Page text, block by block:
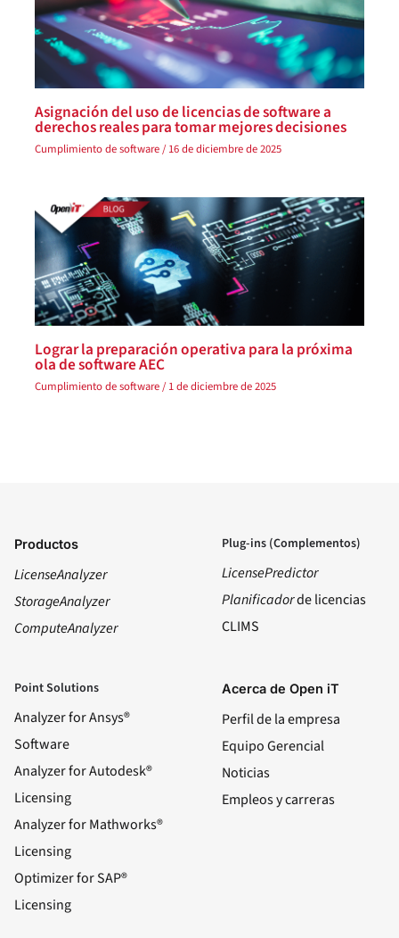
Asignación del uso de licencias de software a
derechos reales para tomar mejores decisiones
Cumplimiento de software/16 de diciembre de 2025
Lograr la preparación operativa para la próxima
ola de software AEC
Cumplimiento de software/1 de diciembre de 2025
Productos
LicenseAnalyzer
StorageAnalyzer
ComputeAnalyzer
Plug-ins (Complementos)
LicensePredictor
Planificadorde licencias
CLIMS
Point Solutions
Analyzer for Ansys®
Software
Analyzer for Autodesk®
Licensing
Analyzer for Mathworks®
Licensing
Optimizer for SAP®
Licensing
Acerca de Open iT
Perfil de la empresa
Equipo Gerencial
Noticias
Empleos y carreras